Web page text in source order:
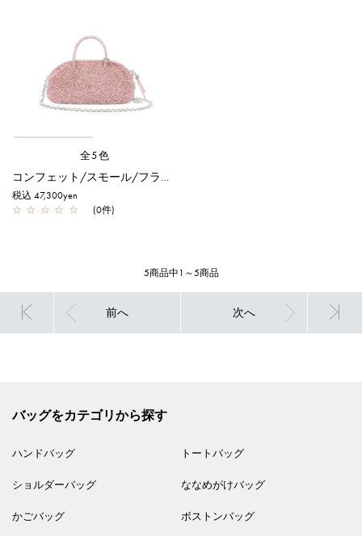
全5色
コンフェット/スモール/フラミンゴ
税込 47,300yen
☆ ☆ ☆ ☆ ☆ (0件)
5商品中1～5商品
前へ 次へ
バッグをカテゴリから探す
ハンドバッグ トートバッグ
ショルダーバッグ ななめがけバッグ
かごバッグ ボストンバッグ